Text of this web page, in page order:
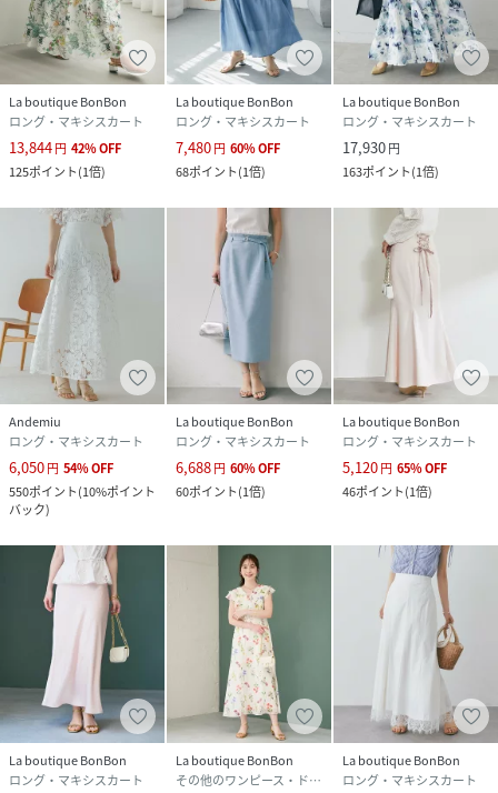
La boutique BonBon
ロング・マキシスカート
13,844円 42%OFF
125ポイント(1倍)
La boutique BonBon
ロング・マキシスカート
7,480円 60%OFF
68ポイント(1倍)
La boutique BonBon
ロング・マキシスカート
17,930円
163ポイント(1倍)
Andemiu
ロング・マキシスカート
6,050円 54%OFF
550ポイント(10%ポイント
バック)
La boutique BonBon
ロング・マキシスカート
6,688円 60%OFF
60ポイント(1倍)
La boutique BonBon
ロング・マキシスカート
5,120円 65%OFF
46ポイント(1倍)
La boutique BonBon
ロング・マキシスカート
La boutique BonBon
その他のワンピース・ドレス
La boutique BonBon
ロング・マキシスカート